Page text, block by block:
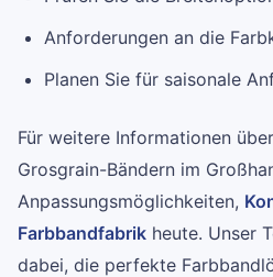
Anforderungen an die
Planen Sie für saisonale
Für weitere Informationen
Grosgrain-Bändern im
Anpassungsmöglichkeiten,
Farbbandfabrik heute. Unser
dabei, die perfekte